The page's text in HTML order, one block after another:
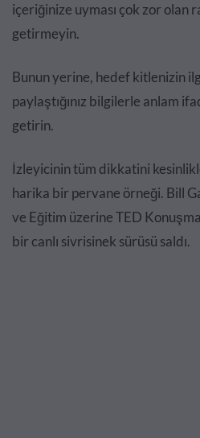
içeriğinize uyması çok zor olan
getirmeyin.
Bunun yerine, hedef kitlenizin
paylaştığınız bilgilerle anlam
getirin.
İzleyicinin tüm dikkatini
harika bir pervane örneği. Bill
ve Eğitim üzerine TED
bir canlı sivrisinek sürüsü saldı.